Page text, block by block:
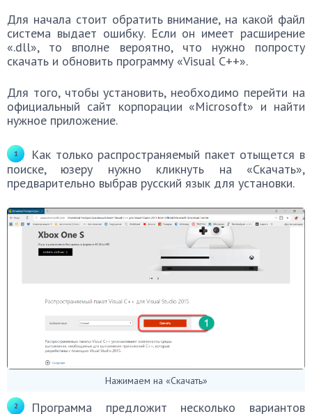
Для начала стоит обратить внимание, на какой файл
система выдает ошибку. Если он имеет расширение
«.dll», то вполне вероятно, что нужно попросту
скачать и обновить программу «Visual C++».
Для того, чтобы установить, необходимо перейти на
официальный сайт корпорации «Microsoft» и найти
нужное приложение.
Как только распространяемый пакет отыщется в
поиске, юзеру нужно кликнуть на «Скачать»,
предварительно выбрав русский язык для установки.
Нажимаем на «Скачать»
Программа предложит несколько вариантов